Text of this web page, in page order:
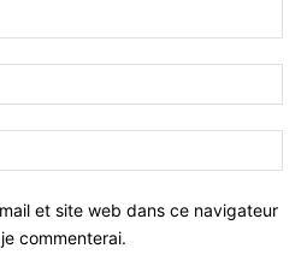
et site web dans ce navigateur
commenterai.